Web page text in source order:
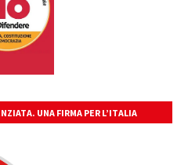
UNA FIRMA PER L’ITALIA